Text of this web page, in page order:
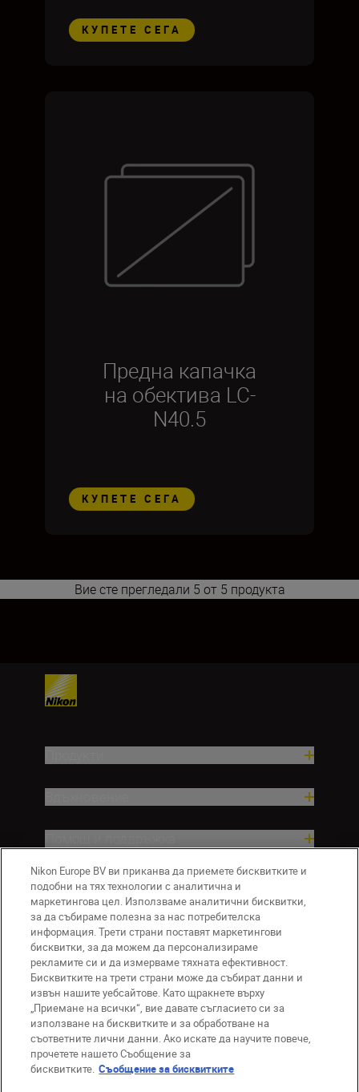
КУПЕТЕ СЕГА
Предна капачка
на обектива LC-
N40.5
КУПЕТЕ СЕГА
Вие сте прегледали 5 от 5 продукта
Компания
BG Nikon Sites
Връзка с нас
Съобщение за поверителност
Условия за използване
Nikon Europe BV ви приканва да приемете бисквитките и
подобни на тях технологии с аналитична и
маркетингова цел. Използваме аналитични бисквитки,
за да събираме полезна за нас потребителска
информация. Трети страни поставят маркетингови
бисквитки, за да можем да персонализираме
рекламите си и да измерваме тяхната ефективност.
Бисквитките на трети страни може да събират данни и
извън нашите уебсайтове. Като щракнете върху
„Приемане на всички“, вие давате съгласието си за
използване на бисквитките и за обработване на
съответните лични данни. Ако искате да научите повече,
прочетете нашето Съобщение за
бисквитките. Съобщение за бисквитките